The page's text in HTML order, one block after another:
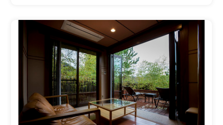
お一人様二杯。蟹刺し、蟹
しゃぶほか、多彩な味わい
に満ちる冬の宵【AP】
1泊2食付き
140,910円/人/泊 ～
詳細
が息づく「海の京料理」を
愉しむのたり旅【AH】
1泊2食付き
53,130円/人/泊 ～
詳細
ふるさと納税宿泊クーポン対象施